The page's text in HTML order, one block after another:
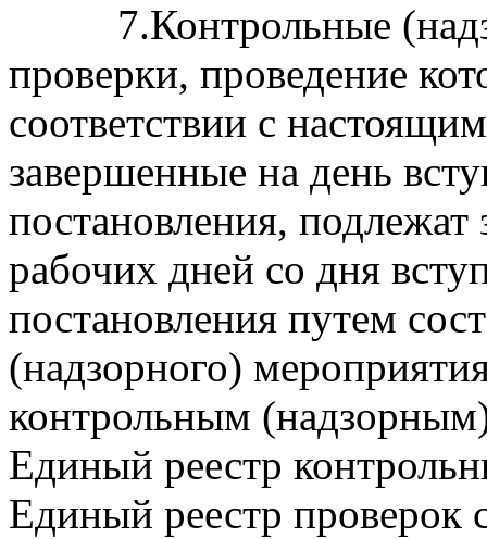
7.Контрольные
проверки, проведение
соответствии с
завершенные на день
постановления,
рабочих дней со дня
постановления путем
(надзорного)
контрольным
Единый реестр
Единый реестр проверок